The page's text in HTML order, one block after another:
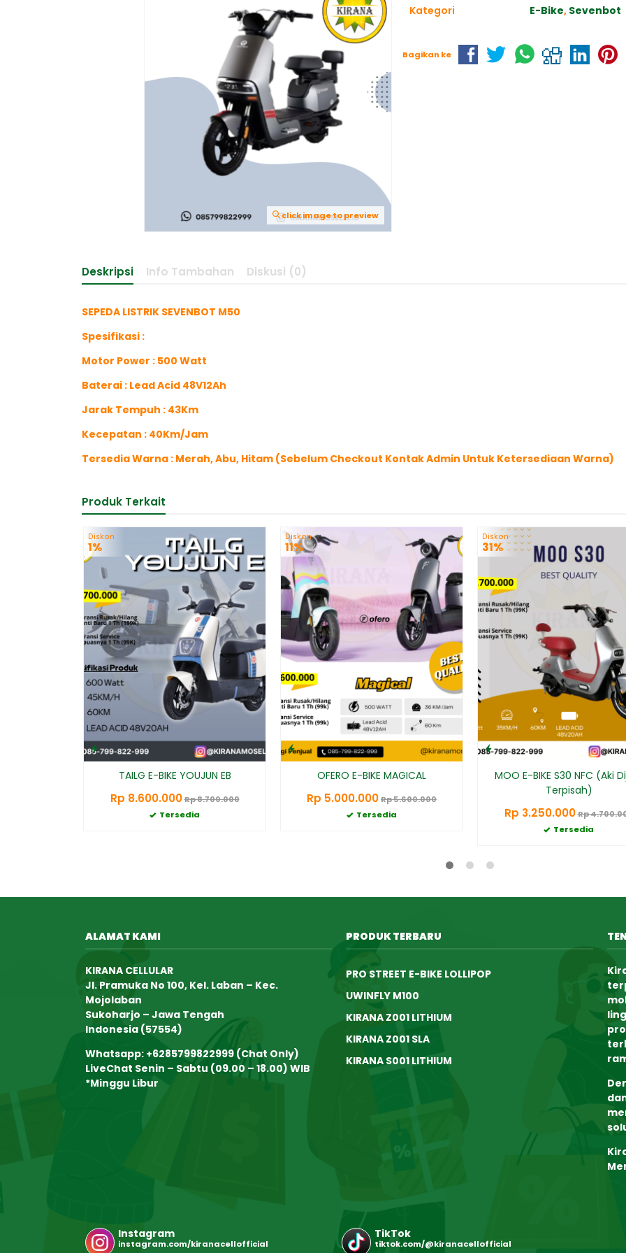
click image to preview
Kategori
E-Bike, Sevenbot
Bagikan ke
Deskripsi Info Tambahan Diskusi (0)
SEPEDA LISTRIK SEVENBOT M50
Spesifikasi :
Motor Power : 500 Watt
Baterai : Lead Acid 48V12Ah
Jarak Tempuh : 43Km
Kecepatan : 40Km/Jam
Tersedia Warna : Merah, Abu, Hitam (Sebelum Checkout Kontak Admin Untuk Ketersediaan Warna)
Produk Terkait
Diskon
1%
TAILG E-BIKE YOUJUN EB
Rp 8.600.000Rp 8.700.000
Tersedia
Diskon
11%
OFERO E-BIKE MAGICAL
Rp 5.000.000Rp 5.600.000
Tersedia
Diskon
31%
MOO E-BIKE S30 NFC (Aki
Terpisah)
Rp 3.250.000Rp
Tersedia
ALAMAT KAMI
KIRANA CELLULAR
Jl. Pramuka No 100, Kel. Laban – Kec.
Mojolaban
Sukoharjo – Jawa Tengah
Indonesia (57554)
Whatsapp: +6285799822999 (Chat Only)
LiveChat Senin – Sabtu (09.00 – 18.00) WIB
*Minggu Libur
PRODUK TERBARU
PRO STREET E-BIKE LOLLIPOP
UWINFLY M100
KIRANA Z001 LITHIUM
KIRANA Z001 SLA
KIRANA S001 LITHIUM
Instagram
instagram.com/kiranacellofficial
TikTok
tiktok.com/@kiranacellofficial